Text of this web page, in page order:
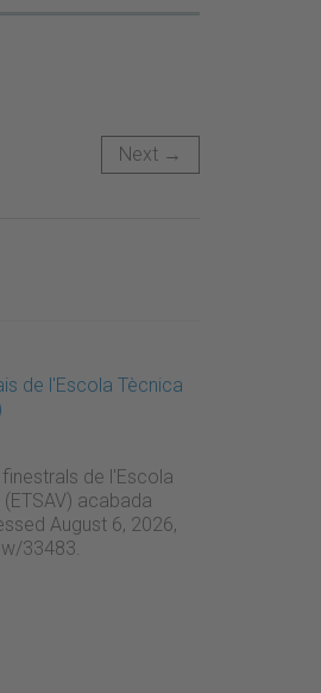
Next →
de l'Escola Tècnica
de l'Escola
acabada
August 6, 2026,
33483